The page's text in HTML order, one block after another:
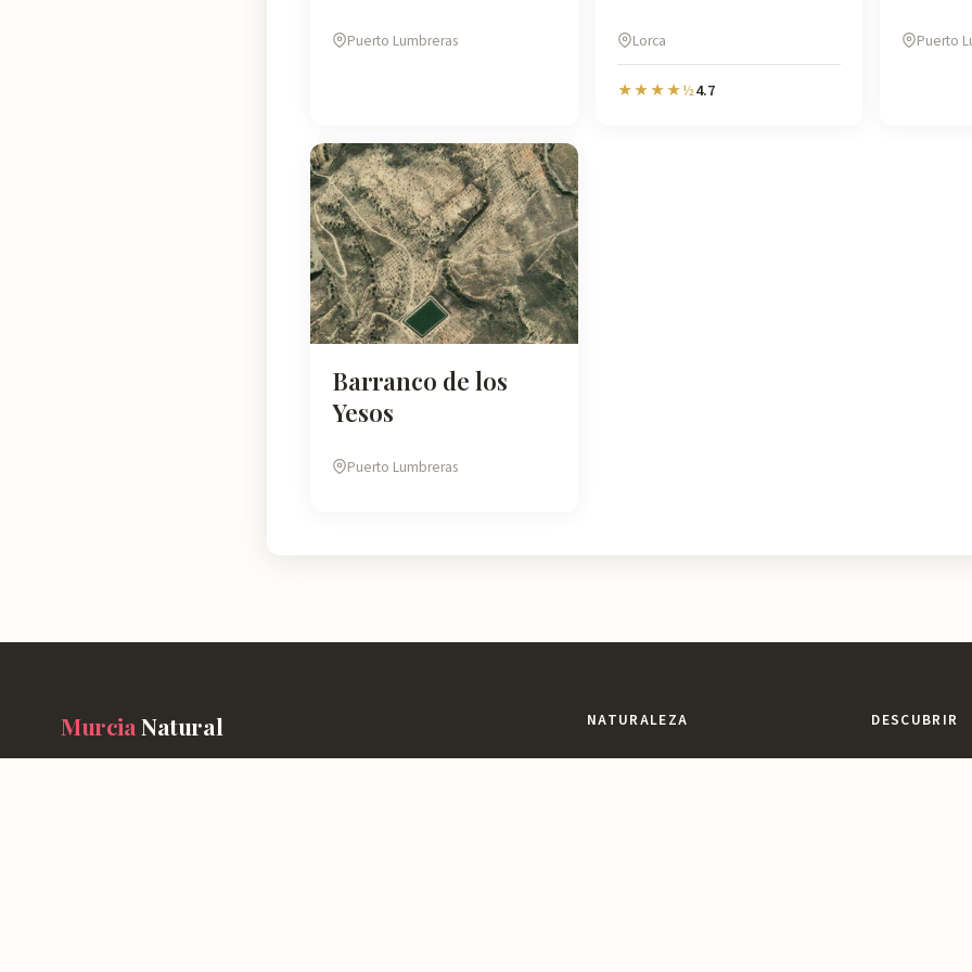
Puerto Lumbreras Lorca
★★★★½4.7
Puerto
Barranco de los
Yesos
Puerto Lumbreras
Murcia Natural NATURALEZA
Espacios Naturales
DESCUBRIR
Miradores y